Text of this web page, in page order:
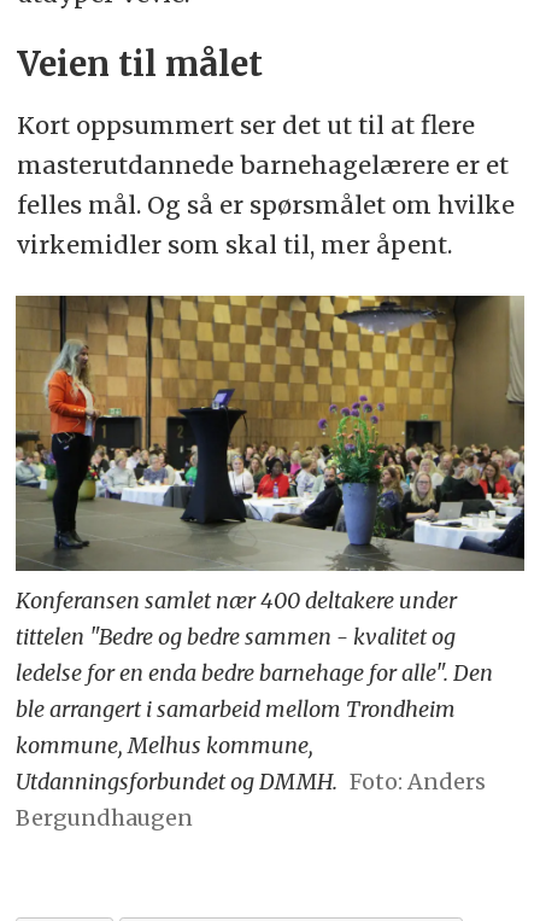
Veien til målet
Kort oppsummert ser det ut til at flere
masterutdannede barnehagelærere er et
felles mål. Og så er spørsmålet om hvilke
virkemidler som skal til, mer åpent.
Konferansen samlet nær 400 deltakere under
tittelen "Bedre og bedre sammen - kvalitet og
ledelse for en enda bedre barnehage for alle". Den
ble arrangert i samarbeid mellom Trondheim
kommune, Melhus kommune,
Utdanningsforbundet og DMMH. Foto: Anders
Bergundhaugen